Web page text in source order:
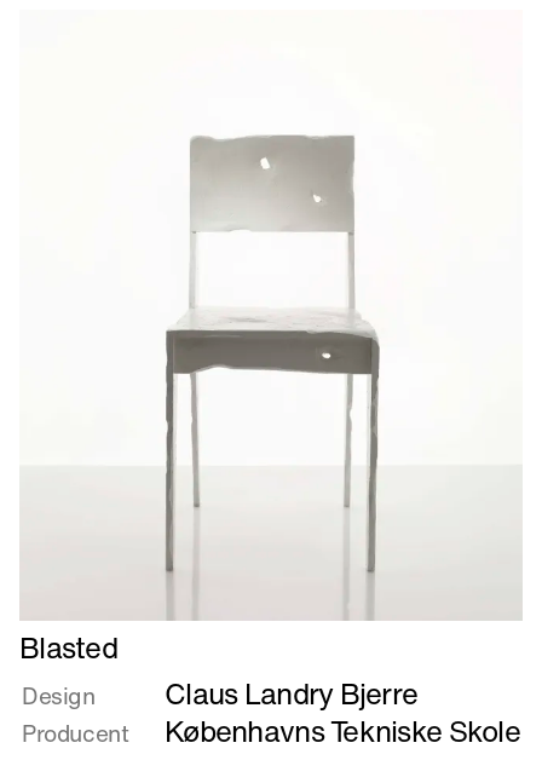
Læs
mere
om
Blasted
Blasted
Design Claus Landry Bjerre
Producent Københavns Tekniske Skole